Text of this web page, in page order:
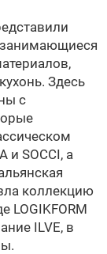
занимающиеся
Здесь
с
и SOCCI, а
коллекцию
LOGIKFORM
ILVE, в